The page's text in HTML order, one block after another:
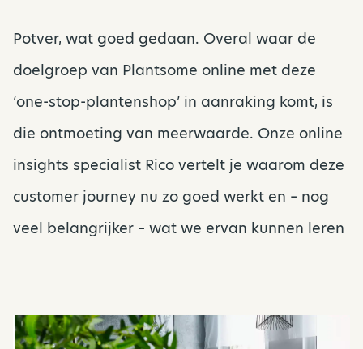
Potver, wat goed gedaan. Overal waar de
doelgroep van Plantsome online met deze
‘one-stop-plantenshop’ in aanraking komt, is
die ontmoeting van meerwaarde. Onze online
insights specialist Rico vertelt je waarom deze
customer journey nu zo goed werkt en – nog
veel belangrijker – wat we ervan kunnen leren